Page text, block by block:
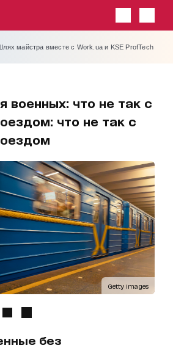
майстра вместе с Work.ua и KSE ProfTech
военных: что не так с
что не так с
Getty images
без